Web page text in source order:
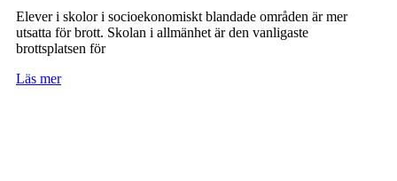
Elever i skolor i socioekonomiskt blandade områden är mer
utsatta för brott. Skolan i allmänhet är den vanligaste
brottsplatsen för
Läs mer